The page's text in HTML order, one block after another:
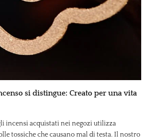
si distingue: Creato per una vita
incensi acquistati nei negozi utilizza
tossiche che causano mal di testa. Il nostro